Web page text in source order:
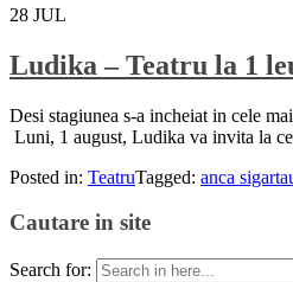
28 JUL
Ludika – Teatru la 1
Desi stagiunea s-a incheiat in cele
Luni, 1 august, Ludika va invita la
Posted in: TeatruTagged: anca
Cautare in site
Search for: